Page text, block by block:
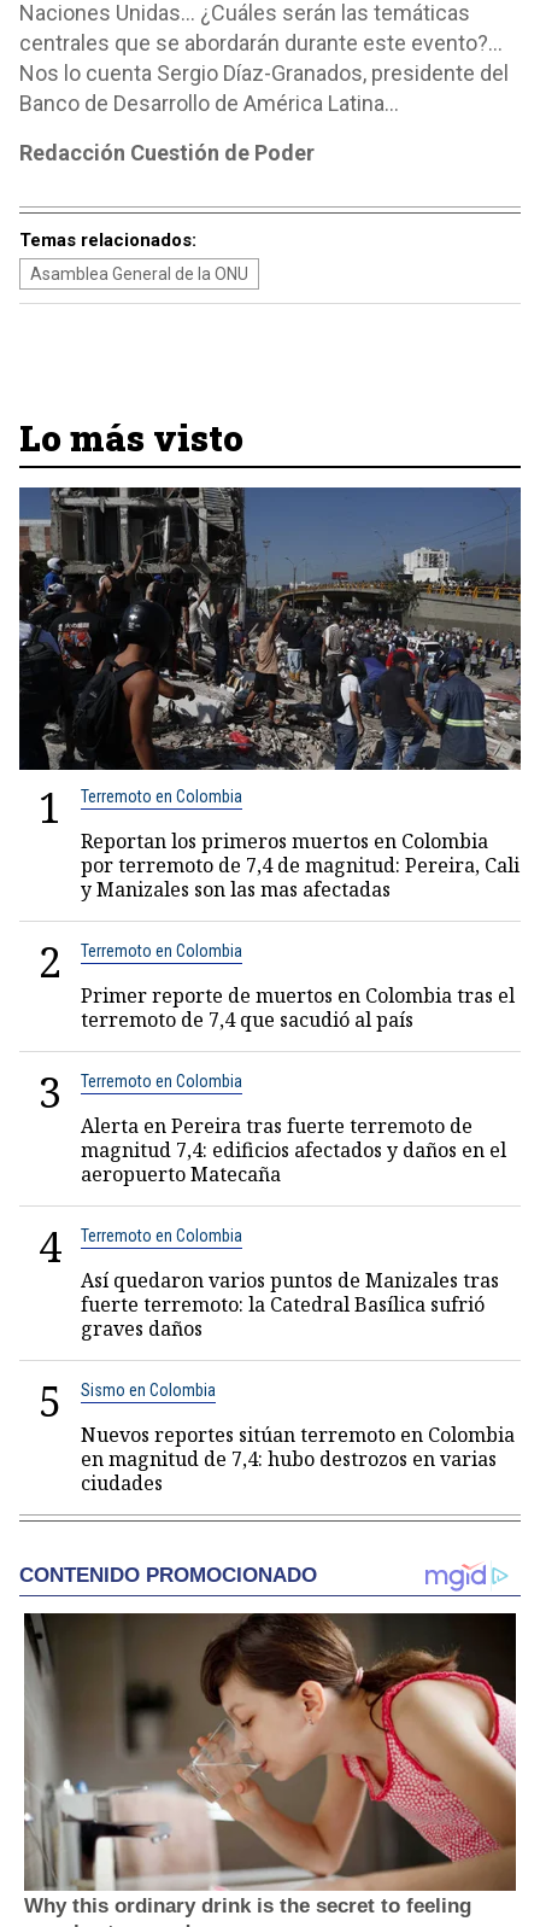
Naciones Unidas… ¿Cuáles serán las temáticas
centrales que se abordarán durante este evento?...
Nos lo cuenta Sergio Díaz-Granados, presidente del
Banco de Desarrollo de América Latina…
Redacción Cuestión de Poder
Temas relacionados:
Asamblea General de la ONU
Lo más visto
1 Terremoto en Colombia
Reportan los primeros muertos en Colombia
por terremoto de 7,4 de magnitud: Pereira, Cali
y Manizales son las mas afectadas
2 Terremoto en Colombia
Primer reporte de muertos en Colombia tras el
terremoto de 7,4 que sacudió al país
3 Terremoto en Colombia
Alerta en Pereira tras fuerte terremoto de
magnitud 7,4: edificios afectados y daños en el
aeropuerto Matecaña
4 Terremoto en Colombia
Así quedaron varios puntos de Manizales tras
fuerte terremoto: la Catedral Basílica sufrió
graves daños
5 Sismo en Colombia
Nuevos reportes sitúan terremoto en Colombia
en magnitud de 7,4: hubo destrozos en varias
ciudades